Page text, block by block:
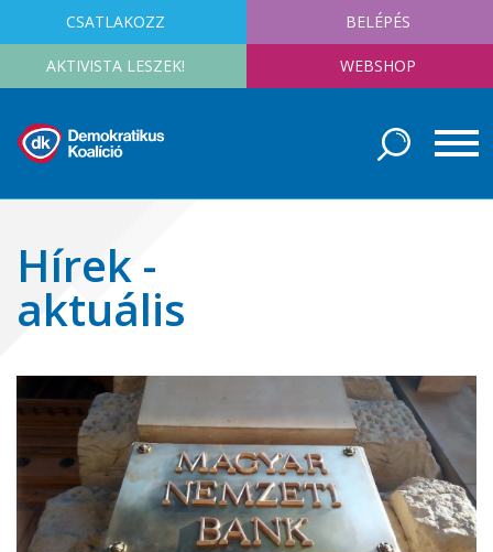
CSATLAKOZZ BELÉPÉS
AKTIVISTA LESZEK! WEBSHOP
Hírek -
aktuális